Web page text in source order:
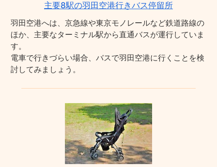
主要8駅の羽田空港行きバス停留所
羽田空港へは、京急線や東京モノレールなど鉄道路線の
ほか、主要なターミナル駅から直通バスが運行していま
す。
電車で行きづらい場合、バスで羽田空港に行くことを検
討してみましょう。